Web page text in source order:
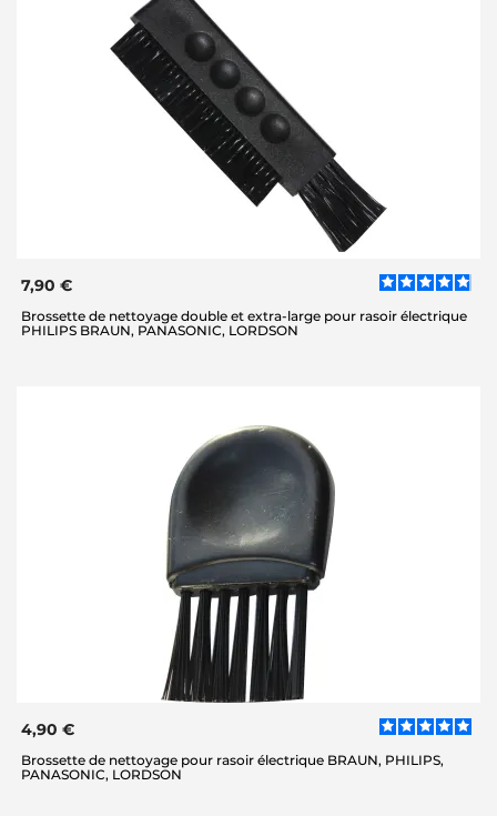
7,90 €
Brossette de nettoyage double et extra-large pour rasoir électrique
PHILIPS BRAUN, PANASONIC, LORDSON
4,90 €
Brossette de nettoyage pour rasoir électrique BRAUN, PHILIPS,
PANASONIC, LORDSON